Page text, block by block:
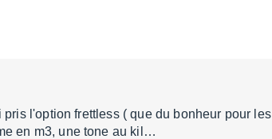
l'option frettless ( que du bonheur pour les
en m3, une tone au kil…